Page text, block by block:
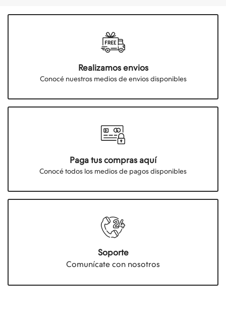
Realizamos envios
Conocé nuestros medios de envios disponibles
Paga tus compras aquí
Conocé todos los medios de pagos disponibles
Soporte
Comunícate con nosotros